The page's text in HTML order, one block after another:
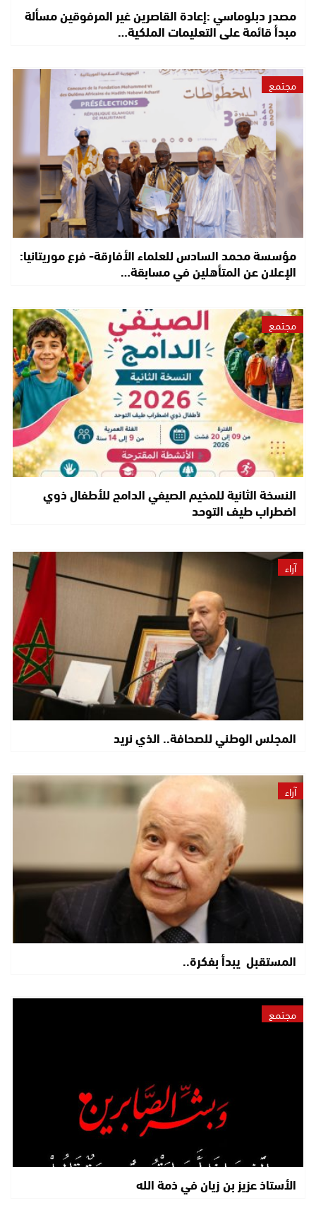
مصدر دبلوماسي :إعادة القاصرين غير المرفوقين مسألة
مبدأ قائمة على التعليمات الملكية…
مجتمع
مؤسسة محمد السادس للعلماء الأفارقة- فرع موريتانيا:
الإعلان عن المتأهلين في مسابقة…
مجتمع
النسخة الثانية للمخيم الصيفي الدامج للأطفال ذوي
اضطراب طيف التوحد
آراء
المجلس الوطني للصحافة.. الذي نريد
آراء
المستقبل يبدأ بفكرة..
مجتمع
الأستاذ عزيز بن زيان في ذمة الله